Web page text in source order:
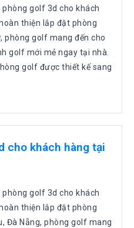
golf 3d cho khách
thiện lắp đặt phòng
phòng golf mang đến cho
golf mới mẻ ngay tại nhà.
golf được thiết kế sang
cho khách hàng tại
golf 3d cho khách
thiện lắp đặt phòng
Đà Nẵng, phòng golf mang